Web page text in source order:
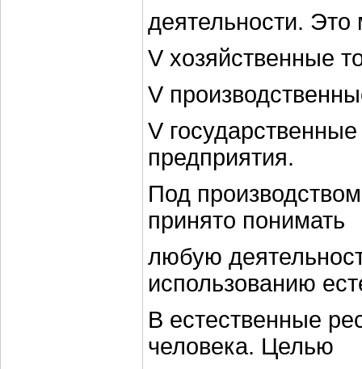
деятельности. Это
V хозяйственные
V
V
предприятия.
Под
принято понимать
любую
использованию
В естественные
человека. Целью